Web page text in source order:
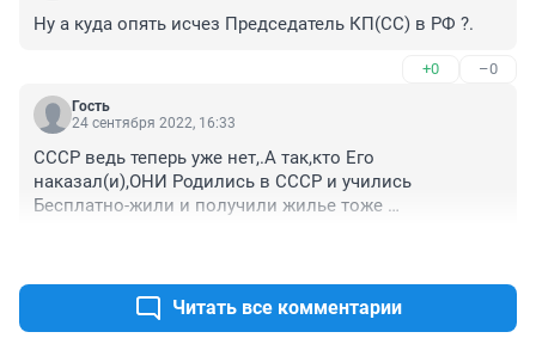
и вел свою линию работы.
Ну а куда опять исчез Председатель КП(СС) в РФ ?.
+0 –0
Гость
24 сентября 2022, 16:33
СССР ведь теперь уже нет,.А так,кто Его
наказал(и),ОНИ Родились в СССР и учились
Бесплатно-жили и получили жилье тоже
нарушений НЕТ. И не ругают РСФСР,а теперь и РФ-
ихних Руководители--.
Читать все комментарии